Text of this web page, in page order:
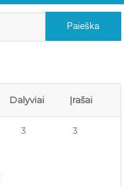
Dalyviai Įrašai
3 3